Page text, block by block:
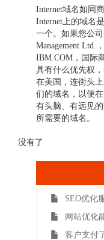
Internet域名如同
Internet上的域名
一个。如果您公司
Management Ltd.
IBM.COM，国际
具有什么优先权
在美国，连街头
们的域名，以便
有头脑、有远见
所需要的域名。
没有了
SEO优化
网站优化
客户支付